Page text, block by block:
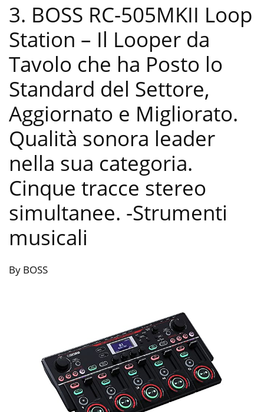
3. BOSS RC-505MKII Loop
Station – Il Looper da
Tavolo che ha Posto lo
Standard del Settore,
Aggiornato e Migliorato.
Qualità sonora leader
nella sua categoria.
Cinque tracce stereo
simultanee. -Strumenti
musicali
By BOSS